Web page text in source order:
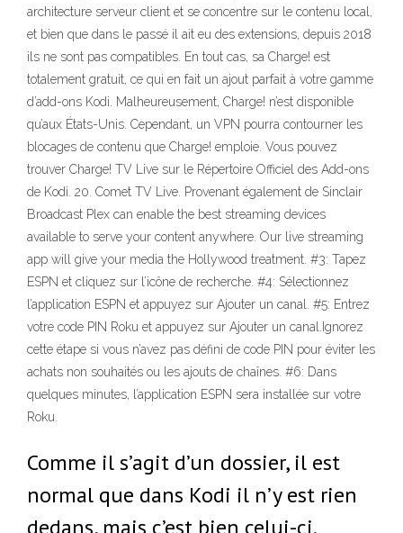
architecture serveur client et se concentre sur le contenu local,
et bien que dans le passé il ait eu des extensions, depuis 2018
ils ne sont pas compatibles. En tout cas, sa Charge! est
totalement gratuit, ce qui en fait un ajout parfait à votre gamme
d’add-ons Kodi. Malheureusement, Charge! n’est disponible
qu’aux États-Unis. Cependant, un VPN pourra contourner les
blocages de contenu que Charge! emploie. Vous pouvez
trouver Charge! TV Live sur le Répertoire Officiel des Add-ons
de Kodi. 20. Comet TV Live. Provenant également de Sinclair
Broadcast Plex can enable the best streaming devices
available to serve your content anywhere. Our live streaming
app will give your media the Hollywood treatment. #3: Tapez
ESPN et cliquez sur l’icône de recherche. #4: Sélectionnez
l’application ESPN et appuyez sur Ajouter un canal. #5: Entrez
votre code PIN Roku et appuyez sur Ajouter un canal.Ignorez
cette étape si vous n’avez pas défini de code PIN pour éviter les
achats non souhaités ou les ajouts de chaînes. #6: Dans
quelques minutes, l’application ESPN sera installée sur votre
Roku.
Comme il s’agit d’un dossier, il est
normal que dans Kodi il n’y est rien
dedans, mais c’est bien celui-ci.